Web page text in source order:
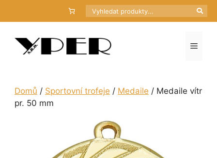
Hledat
Menu
Domů / Sportovní trofeje / Medaile / Medaile vítr
pr. 50 mm